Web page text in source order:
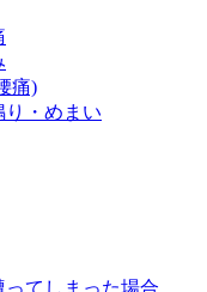
痛)
・めまい
てしまった場合